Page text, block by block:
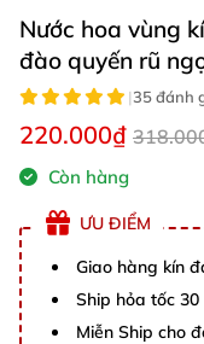
Nước hoa vùng
đào quyến rũ
|35 đánh
220.000₫
Còn hàng
ƯU ĐIỂM
Giao hàng kín
Ship hỏa tốc 30
Miễn Ship cho